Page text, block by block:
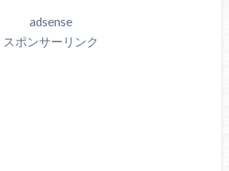
adsense
スポンサーリンク